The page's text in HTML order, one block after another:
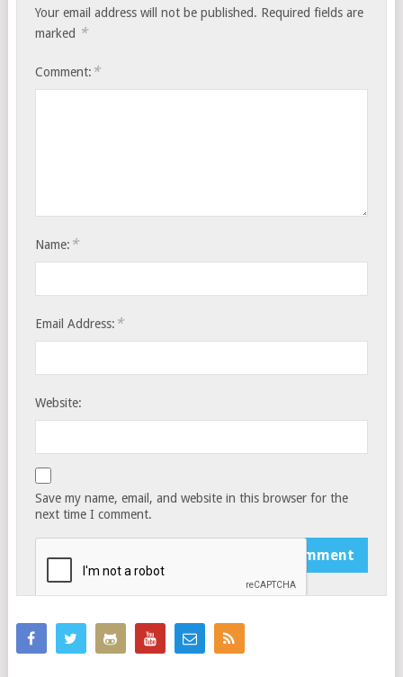
Your email address will not be published. Required fields are
marked *
Comment: *
Name: *
Email Address: *
Website:
Save my name, email, and website in this browser for the
next time I comment.